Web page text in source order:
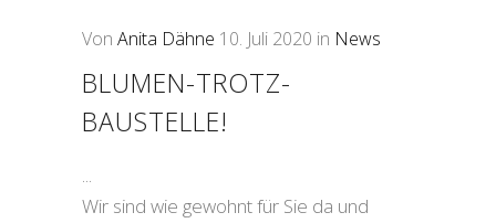
Von Anita Dähne 10. Juli 2020 in News
BLUMEN-TROTZ-
BAUSTELLE!
Wir sind wie gewohnt für Sie da und